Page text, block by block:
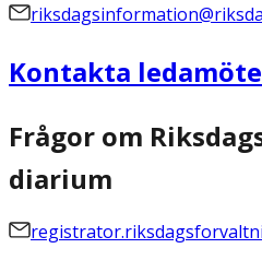
Kontakta
Frågor om
diarium